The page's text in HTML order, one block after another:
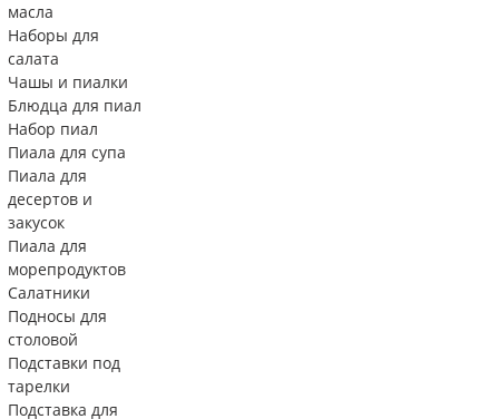
масла
Наборы для
салата
Чашы и пиалки
Блюдца для пиал
Набор пиал
Пиала для супа
Пиала для
десертов и
закусок
Пиала для
морепродуктов
Салатники
Подносы для
столовой
Подставки под
тарелки
Подставка для